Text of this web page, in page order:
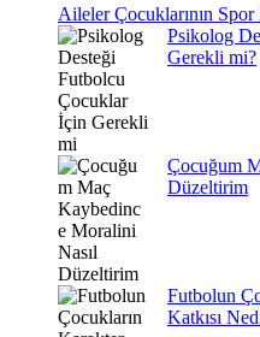
Aileler Çocuklarının Spor
Psikolog
Gerekli mi?
Çocuğum
Düzeltirim
Futbolun
Katkısı